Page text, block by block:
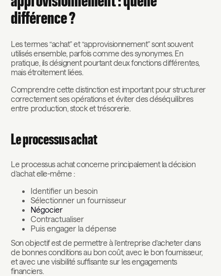
différence ?
Les termes “achat” et “approvisionnement” sont souvent
utilisés ensemble, parfois comme des synonymes. En
pratique, ils désignent pourtant deux fonctions différentes,
mais étroitement liées.
Comprendre cette distinction est important pour structurer
correctement ses opérations et éviter des déséquilibres
entre production, stock et trésorerie.
Le processus achat
Le processus achat concerne principalement la décision
d’achat elle-même :
Identifier un besoin
Sélectionner un fournisseur
Négocier
Contractualiser
Puis engager la dépense
Son objectif est de permettre à l’entreprise d’acheter dans
de bonnes conditions au bon coût, avec le bon fournisseur,
et avec une visibilité suffisante sur les engagements
financiers.